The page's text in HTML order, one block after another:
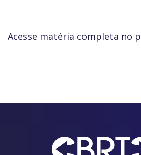
Acesse matéria completa no p